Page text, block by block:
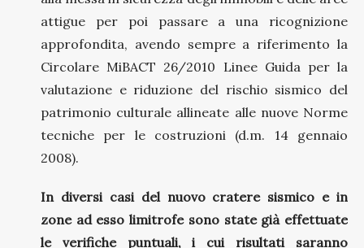
attigue per poi passare a una ricognizione
approfondita, avendo sempre a riferimento la
Circolare MiBACT 26/2010 Linee Guida per la
valutazione e riduzione del rischio sismico del
patrimonio culturale allineate alle nuove Norme
tecniche per le costruzioni (d.m. 14 gennaio
2008).
In diversi casi del nuovo cratere sismico e in
zone ad esso limitrofe sono state già effettuate
le verifiche puntuali, i cui risultati saranno